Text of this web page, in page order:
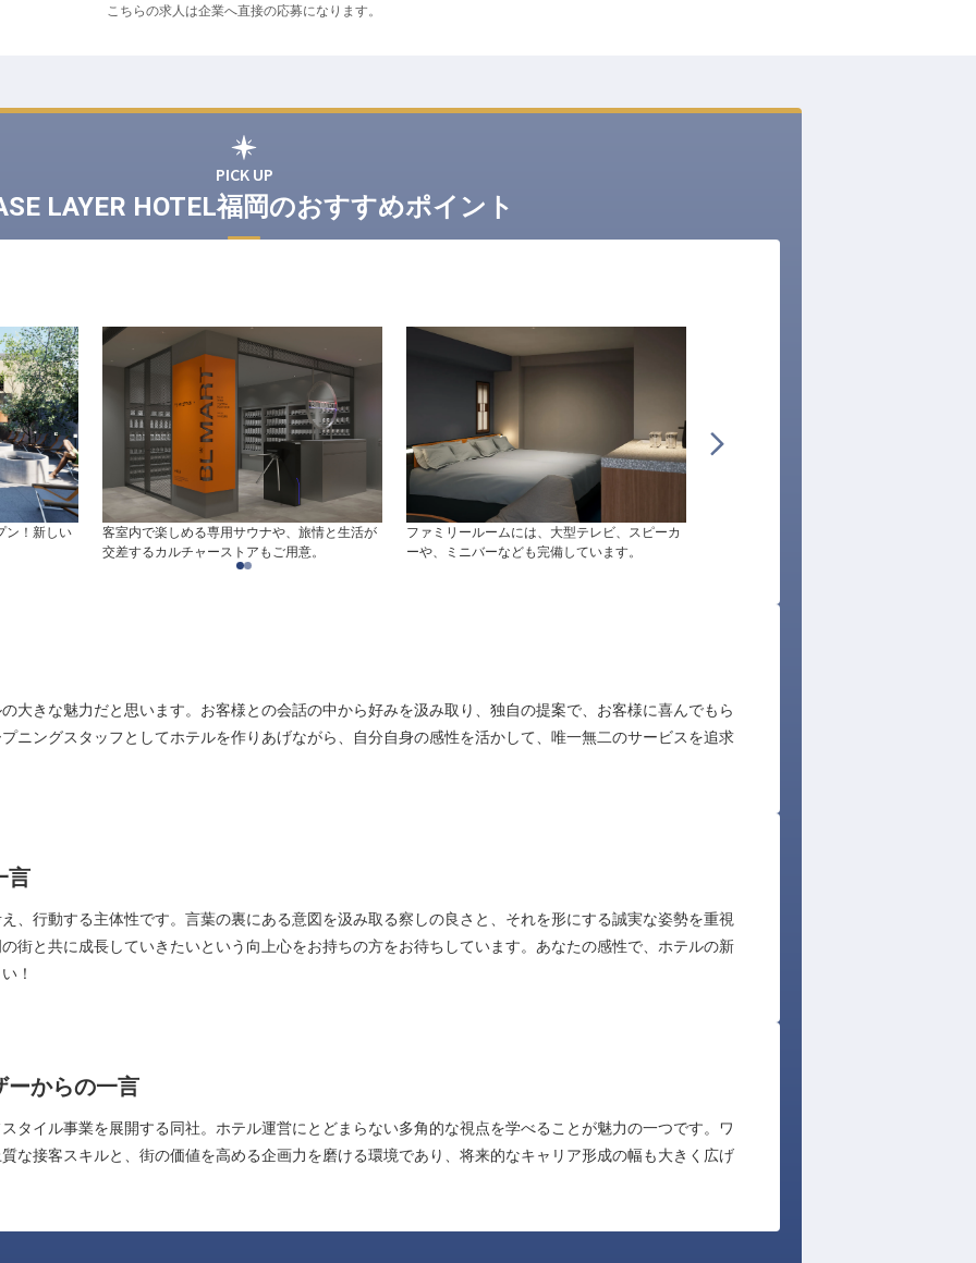
こちらの求人は企業へ直接の応募になります。
PICK UP
LAYER HOTEL福岡のおすすめポイント
ン！新しい
客室内で楽しめる専用サウナや、旅情と生活が
交差するカルチャーストアもご用意。
ファミリールームには、大型テレビ、スピーカ
ーや、ミニバーなども完備しています。
大きな魅力だと思います。お客様との会話の中から好みを汲み取り、独自の提案で、お客様に喜んでもら
ニングスタッフとしてホテルを作りあげながら、自分自身の感性を活かして、唯一無二のサービスを追求
言
、行動する主体性です。言葉の裏にある意図を汲み取る察しの良さと、それを形にする誠実な姿勢を重視
街と共に成長していきたいという向上心をお持ちの方をお待ちしています。あなたの感性で、ホテルの新
！
ーからの一言
タイル事業を展開する同社。ホテル運営にとどまらない多角的な視点を学べることが魅力の一つです。ワ
な接客スキルと、街の価値を高める企画力を磨ける環境であり、将来的なキャリア形成の幅も大きく広げ